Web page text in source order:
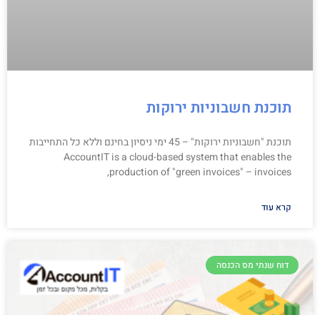
תוכנת חשבוניות ירוקות
תוכנת "חשבוניות ירוקות" – 45 ימי ניסיון בחינם וללא כל התחייבות
AccountIT is a cloud-based system that enables the
production of "green invoices" – invoices,
קרא עוד
דוח שנתי מס הכנסה